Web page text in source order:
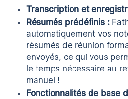
Transcription et
Résumés prédéfinis :
automatiquement vos
résumés de réunion
envoyés, ce qui vous
le temps nécessaire au
manuel !
Fonctionnalités de base